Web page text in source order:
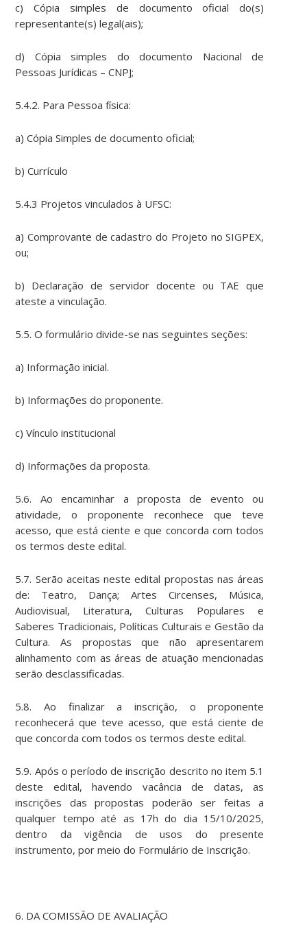
c) Cópia simples de documento oficial do(s)
representante(s) legal(ais);
d) Cópia simples do documento Nacional de
Pessoas Jurídicas – CNPJ;
5.4.2. Para Pessoa física:
a) Cópia Simples de documento oficial;
b) Currículo
5.4.3 Projetos vinculados à UFSC:
a) Comprovante de cadastro do Projeto no SIGPEX,
ou;
b) Declaração de servidor docente ou TAE que
ateste a vinculação.
5.5. O formulário divide-se nas seguintes seções:
a) Informação inicial.
b) Informações do proponente.
c) Vínculo institucional
d) Informações da proposta.
5.6. Ao encaminhar a proposta de evento ou
atividade, o proponente reconhece que teve
acesso, que está ciente e que concorda com todos
os termos deste edital.
5.7. Serão aceitas neste edital propostas nas áreas
de: Teatro, Dança; Artes Circenses, Música,
Audiovisual, Literatura, Culturas Populares e
Saberes Tradicionais, Políticas Culturais e Gestão da
Cultura. As propostas que não apresentarem
alinhamento com as áreas de atuação mencionadas
serão desclassificadas.
5.8. Ao finalizar a inscrição, o proponente
reconhecerá que teve acesso, que está ciente de
que concorda com todos os termos deste edital.
5.9. Após o período de inscrição descrito no item 5.1
deste edital, havendo vacância de datas, as
inscrições das propostas poderão ser feitas a
qualquer tempo até as 17h do dia 15/10/2025,
dentro da vigência de usos do presente
instrumento, por meio do Formulário de Inscrição.
6. DA COMISSÃO DE AVALIAÇÃO